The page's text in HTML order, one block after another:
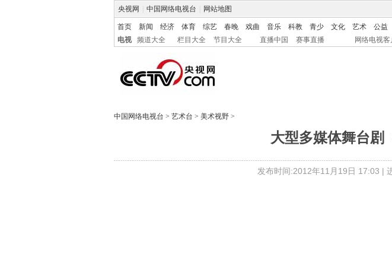
央视网 中国网络电视台 网站地图
首页 新闻 经济 体育 综艺 春晚 戏曲 音乐 科教 青少 文化 艺术 公益
电视
频道大全 栏目大全 节目大全 直播中国 赛事直播 网络电视客
中国网络电视台 > 艺术台 > 美术视野 >
大型多媒体舞台剧
发布时间:2012年11月19日 17:03 |